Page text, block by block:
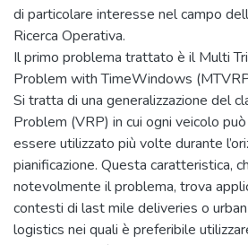
di particolare interesse nel campo
Ricerca Operativa.
Il primo problema trattato è il Multi
Problem with TimeWindows
Si tratta di una generalizzazione del
Problem (VRP) in cui ogni veicolo può
essere utilizzato più volte durante
pianificazione. Questa caratteristica,
notevolmente il problema, trova
contesti di last mile deliveries o urban
logistics nei quali è preferibile